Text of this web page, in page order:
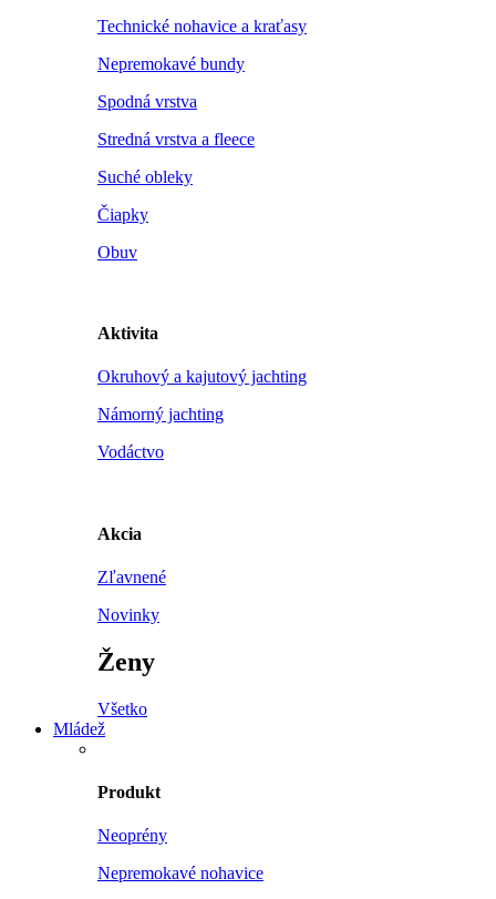
Technické nohavice a kraťasy
Nepremokavé bundy
Spodná vrstva
Stredná vrstva a fleece
Suché obleky
Čiapky
Obuv
Aktivita
Okruhový a kajutový jachting
Námorný jachting
Vodáctvo
Akcia
Zľavnené
Novinky
Ženy
Všetko
Mládež
Produkt
Neoprény
Nepremokavé nohavice